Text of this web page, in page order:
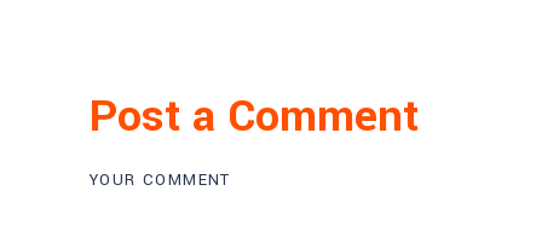
Post a Comment